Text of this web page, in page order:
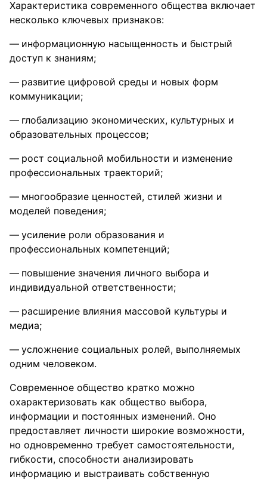
Характеристика современного общества включает
несколько ключевых признаков:
информационную насыщенность и быстрый
доступ к знаниям;
развитие цифровой среды и новых форм
коммуникации;
глобализацию экономических, культурных и
образовательных процессов;
рост социальной мобильности и изменение
профессиональных траекторий;
многообразие ценностей, стилей жизни и
моделей поведения;
усиление роли образования и
профессиональных компетенций;
повышение значения личного выбора и
индивидуальной ответственности;
расширение влияния массовой культуры и
медиа;
усложнение социальных ролей, выполняемых
одним человеком.
Современное общество кратко можно
охарактеризовать как общество выбора,
информации и постоянных изменений. Оно
предоставляет личности широкие возможности,
но одновременно требует самостоятельности,
гибкости, способности анализировать
информацию и выстраивать собственную